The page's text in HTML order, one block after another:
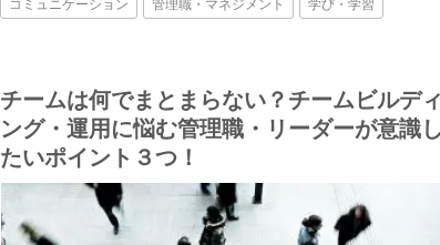
コミュニケーション 管理職・マネジメント 学び・学習
チームは何でまとまらない？チームビルデ
ング・運用に悩む管理職・リーダーが意識
たいポイント３つ！